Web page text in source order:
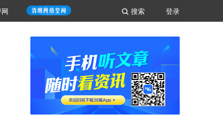
登录
搜索